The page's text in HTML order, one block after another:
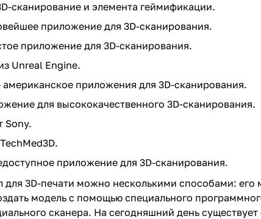
сканирование и элемента геймификации.
приложение для 3D-сканирования.
приложение для 3D-сканирования.
Unreal Engine.
американское приложения для 3D-сканирования.
для высококачественного 3D-сканирования.
Sony.
приложение для 3D-сканирования.
для 3D-печати можно несколькими способами:
модель с помощью специального
сканера. На сегодняшний день